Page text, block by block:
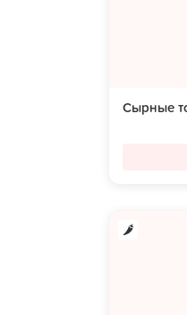
Сырные